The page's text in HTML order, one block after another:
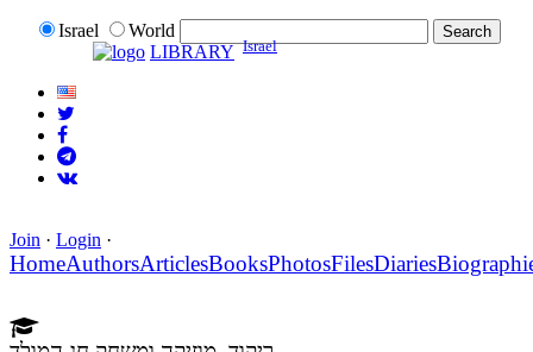
Israel
World
LIBRARY Israel
Join · Login ·
HomeAuthorsArticlesBooksPhotosFilesDiaries